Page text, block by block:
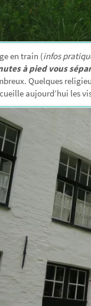
en train (infos
à pied vous
Quelques
aujourd’hui les